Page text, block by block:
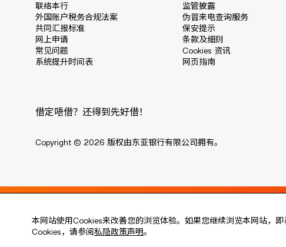
本网站使用Cookies来改善您的浏览体验。如果您继续浏览本网站，
Cookies，请参阅 私隐政策声明。
联络本行
外国账户税务合规法案
共同汇报标准
网上申请
常见问题
系统提升时间表
监管披露
伪冒来电查询服务
保安提示
条款及细则
Cookies 资讯
网页指南
借定唔借？还得到先好借！
Copyright © 2026 版权由东亚银行有限公司拥有。
Live every moment
活出每刻